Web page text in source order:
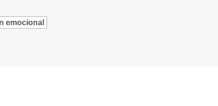
emocional